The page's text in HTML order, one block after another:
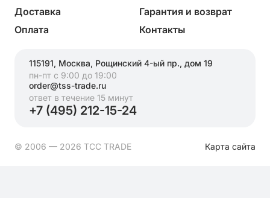
Доставка
Гарантия и возврат
Оплата
Контакты
115191, Москва, Рощинский 4-ый пр., дом 19
пн-пт с 9:00 до 19:00
order@tss-trade.ru
ответ в течение 15 минут
+7 (495) 212-15-24
© 2006 — 2026 ТСС TRADE Карта сайта